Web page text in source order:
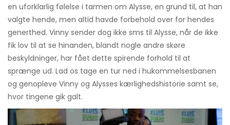
en uforklarlig følelse i tarmen om Alysse, en grund til, at han
valgte hende, men altid havde forbehold over for hendes
generthed. Vinny sender dog ikke sms til Alysse, når de ikke
fik lov til at se hinanden, blandt nogle andre skøre
beskyldninger, har fået dette spirende forhold til at
sprænge ud. Lad os tage en tur ned i hukommelsesbanen
og genopleve Vinny og Alysses kærlighedshistorie samt se,
hvor tingene gik galt.